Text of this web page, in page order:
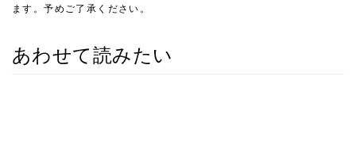
ます。予めご了承ください。
あわせて読みたい